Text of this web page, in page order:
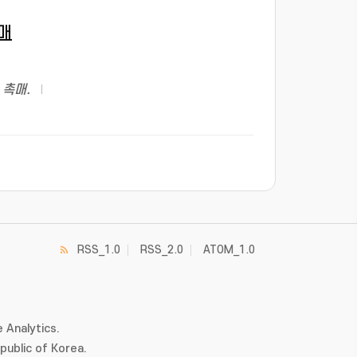
매.
Analytics.
of Korea.
RSS_1.0 RSS_2.0 ATOM_1.0